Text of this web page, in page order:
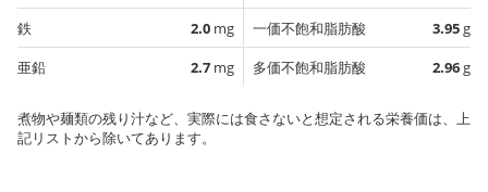
鉄
2.0 mg
亜鉛
2.7 mg
一価不飽和脂肪酸
3.95g
多価不飽和脂肪酸
2.96g
煮物や麺類の残り汁など、実際には食さないと想定される栄養価は、上
記リストから除いてあります。